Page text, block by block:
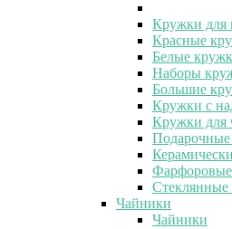
Кружки для
Красные
Белые
Наборы
Большие
Кружки с
Кружки для
Чайники
Чайники